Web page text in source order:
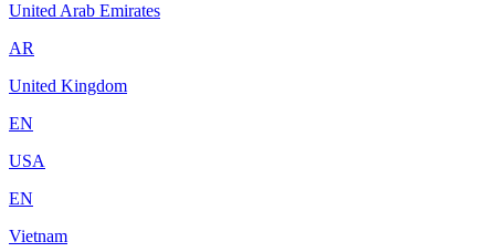
United Arab Emirates
AR
United Kingdom
EN
USA
EN
Vietnam